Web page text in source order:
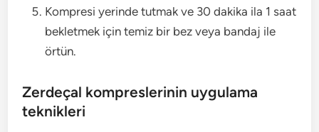
Kompresi yerinde tutmak ve 30 dakika ila 1 saat
bekletmek için temiz bir bez veya bandaj ile
örtün.
Zerdeçal kompreslerinin uygulama
teknikleri